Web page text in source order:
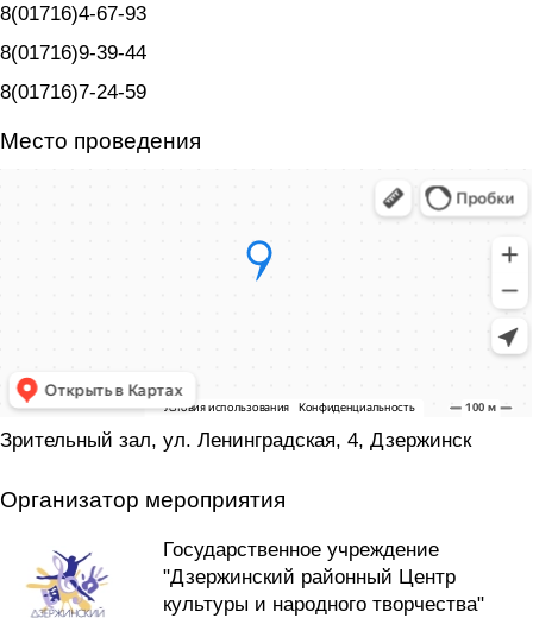
8(01716)4-67-93
8(01716)9-39-44
8(01716)7-24-59
Место проведения
Зрительный зал, ул. Ленинградская, 4, Дзержинск
Организатор мероприятия
Государственное учреждение
"Дзержинский районный Центр
культуры и народного творчества"